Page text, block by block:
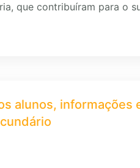
que contribuíram para o
alunos, informações